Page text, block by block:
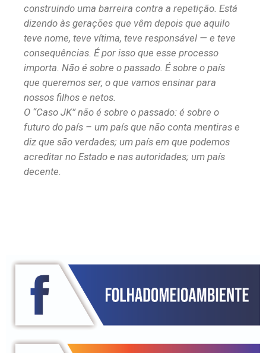
construindo uma barreira contra a repetição. Está
dizendo às gerações que vêm depois que aquilo
teve nome, teve vítima, teve responsável — e teve
consequências. É por isso que esse processo
importa. Não é sobre o passado. É sobre o país
que queremos ser, o que vamos ensinar para
nossos filhos e netos.
O “Caso JK” não é sobre o passado: é sobre o
futuro do país – um país que não conta mentiras e
diz que são verdades; um país em que podemos
acreditar no Estado e nas autoridades; um país
decente.